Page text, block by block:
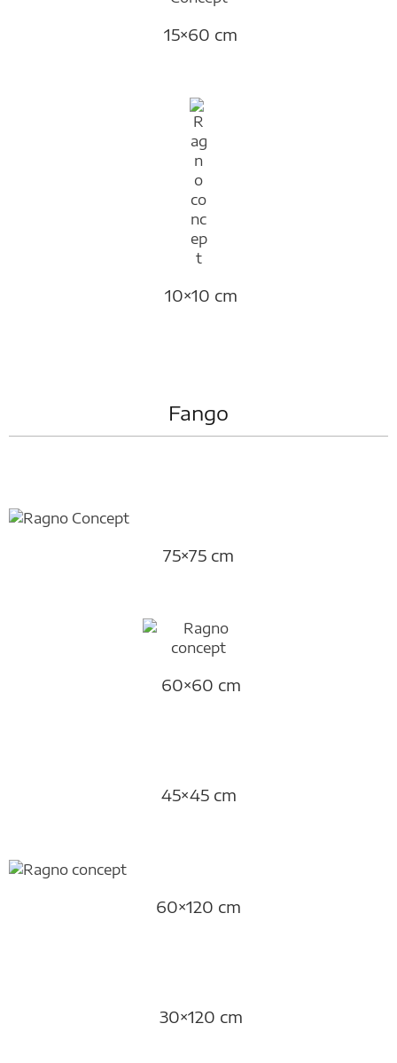
15×60 cm
10×10 cm
Fango
75×75 cm
60×60 cm
45×45 cm
60×120 cm
30×120 cm